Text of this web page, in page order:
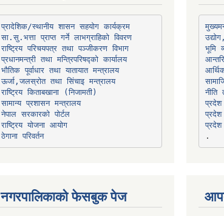
प्रादेशिक/स्थानीय शासन सहयोग कार्यक्रम
सा.सु.भत्ता प्राप्त गर्ने लाभग्राहिको विवरण
राष्ट्रिय परिचयपत्र तथा पञ्‍जीकरण विभाग
प्रधानमन्त्री तथा मन्त्रिपरिषद्को कार्यालय
भौतिक पूर्वाधार तथा यातायात मन्त्रालय
ऊर्जा,जलस्रोत तथा सिंचाइ मन्त्रालय
सामान्य प्रशासन मन्त्रालय
नेपाल सरकारको पोर्टल
राष्ट्रिय योजना आयोग
ठेगाना परिवर्तन
नगरपालिकाको फेसबुक पेज
भूमि
प्रदेश
प्रदेश